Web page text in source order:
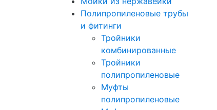
Полипропиленовые трубы
и фитинги
Тройники
комбинированные
Тройники
полипропиленовые
Муфты
полипропиленовые